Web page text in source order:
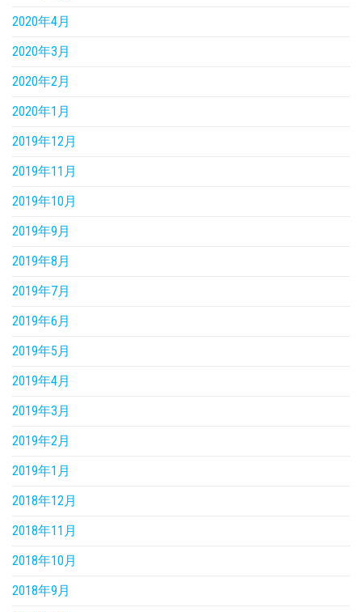
2020年4月
2020年3月
2020年2月
2020年1月
2019年12月
2019年11月
2019年10月
2019年9月
2019年8月
2019年7月
2019年6月
2019年5月
2019年4月
2019年3月
2019年2月
2019年1月
2018年12月
2018年11月
2018年10月
2018年9月